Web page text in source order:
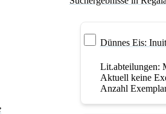
Dünnes Eis:
Lit.abteilungen:
Aktuell keine
Anzahl